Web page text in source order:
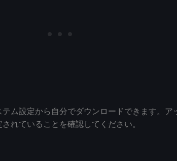
ム設定から自分でダウンロードできます。ア
れていることを確認してください。